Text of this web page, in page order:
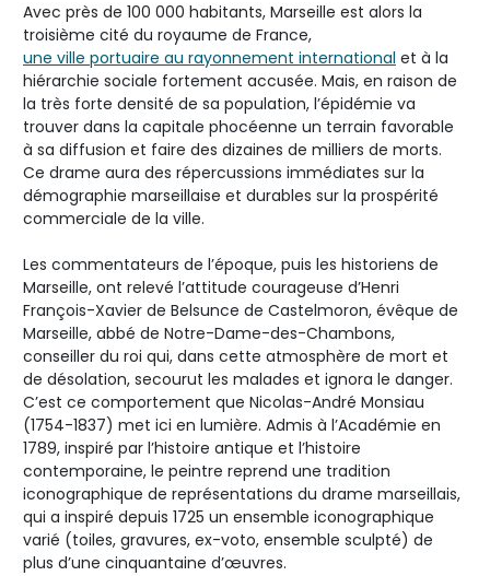
Avec près de 100 000 habitants, Marseille est alors la
troisième cité du royaume de France,
une ville portuaire au rayonnement international et à la
hiérarchie sociale fortement accusée. Mais, en raison de
la très forte densité de sa population, l’épidémie va
trouver dans la capitale phocéenne un terrain favorable
à sa diffusion et faire des dizaines de milliers de morts.
Ce drame aura des répercussions immédiates sur la
démographie marseillaise et durables sur la prospérité
commerciale de la ville.
Les commentateurs de l’époque, puis les historiens de
Marseille, ont relevé l’attitude courageuse d’Henri
François-Xavier de Belsunce de Castelmoron, évêque de
Marseille, abbé de Notre-Dame-des-Chambons,
conseiller du roi qui, dans cette atmosphère de mort et
de désolation, secourut les malades et ignora le danger.
C’est ce comportement que Nicolas-André Monsiau
(1754-1837) met ici en lumière. Admis à l’Académie en
1789, inspiré par l’histoire antique et l’histoire
contemporaine, le peintre reprend une tradition
iconographique de représentations du drame marseillais,
qui a inspiré depuis 1725 un ensemble iconographique
varié (toiles, gravures, ex-voto, ensemble sculpté) de
plus d’une cinquantaine d’œuvres.